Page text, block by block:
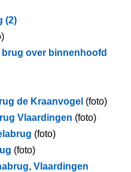
(2)
over binnenhoofd
de Kraanvogel (foto)
Vlaardingen (foto)
(foto)
(foto)
Vlaardingen